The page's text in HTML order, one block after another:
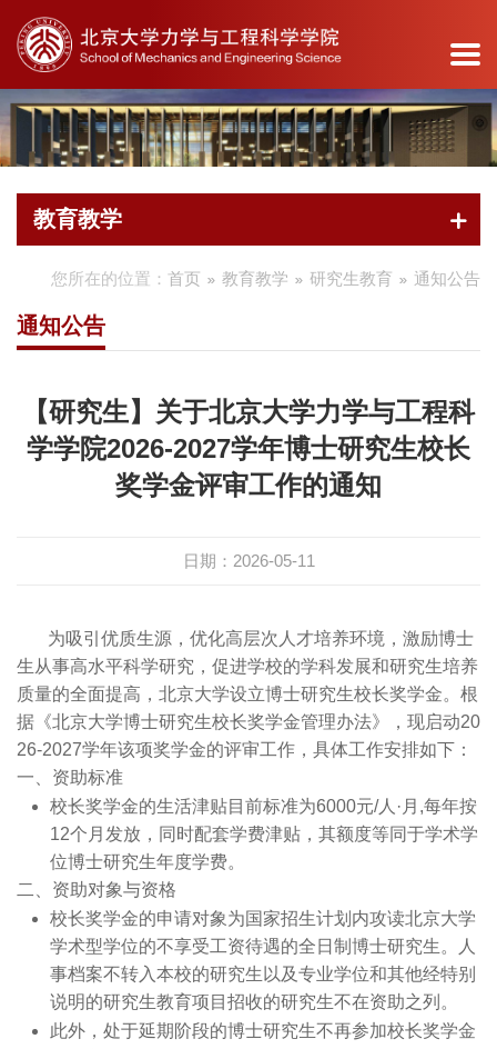
诚聘英才 院友会 安全工作
教工之家
教育捐赠 教育基地
首
页
学
院
介
绍
学院
概况
院长
寄语
历史
沿革
新
闻
中
心
新闻
快讯
新闻
专题
系
所
航
系
科学
与工
航天
工程
系
能源
与资
源工
程系
海洋
装备
与工
程研
教
育
学
生教
研究
生教
专业
研究
生教
育
境外
学习
留学
生
教
职
工
人才
师资
队伍
各系
客座
行政
人员
博士
后
访问
学者
离退
休
科
学
究
动态
学术
活动
重要
奖励
党
建
作
概况
党建
活动
服务
产
学
产学
校企
合作
地方
办公
室
学
生
地
动态
发布
办事
指南
下载
专区
公
服
务
办公
室
办事
规范
文件
下载
教育教学
您所在的位置： 首页 教育教学 研究生教育 通知公告
通知公告
【研究生】关于北京大学力学与工程科
学学院2026-2027学年博士研究生校长
奖学金评审工作的通知
日期：2026-05-11
为吸引优质生源，优化高层次人才培养环境，激励博士
生从事高水平科学研究，促进学校的学科发展和研究生培养
质量的全面提高，北京大学设立博士研究生校长奖学金。根
据《北京大学博士研究生校长奖学金管理办法》，现启动20
26-2027学年该项奖学金的评审工作，具体工作安排如下：
一、资助标准
校长奖学金的生活津贴目前标准为6000元/人·月,每年按
12个月发放，同时配套学费津贴，其额度等同于学术学
位博士研究生年度学费。
二、资助对象与资格
校长奖学金的申请对象为国家招生计划内攻读北京大学
学术型学位的不享受工资待遇的全日制博士研究生。人
事档案不转入本校的研究生以及专业学位和其他经特别
说明的研究生教育项目招收的研究生不在资助之列。
此外，处于延期阶段的博士研究生不再参加校长奖学金